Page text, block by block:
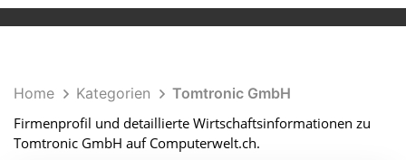
Home Kategorien
Tomtronic GmbH
Firmenprofil und detaillierte Wirtschaftsinformationen zu
Tomtronic GmbH auf Computerwelt.ch.